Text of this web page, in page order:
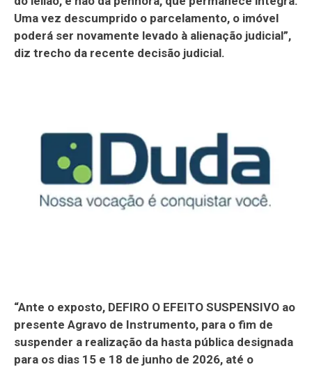
Uma vez descumprido o parcelamento, o imóvel
poderá ser novamente levado à alienação judicial”,
diz trecho da recente decisão judicial.
“Ante o exposto, DEFIRO O EFEITO SUSPENSIVO ao
presente Agravo de Instrumento, para o fim de
suspender a realização da hasta pública designada
para os dias 15 e 18 de junho de 2026, até o